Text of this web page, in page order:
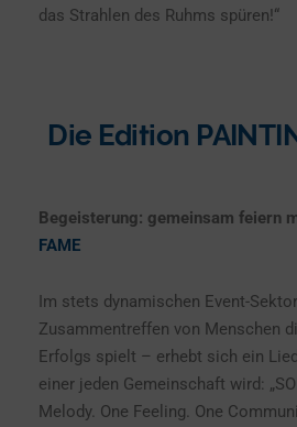
das Strahlen des Ruhms spüren!“
Die Edition
Begeisterung: gemeinsam feiern
FAME
Im stets dynamischen Event-
Zusammentreffen von Menschen
Erfolgs spielt – erhebt sich ein
einer jeden Gemeinschaft wird:
Melody. One Feeling. One